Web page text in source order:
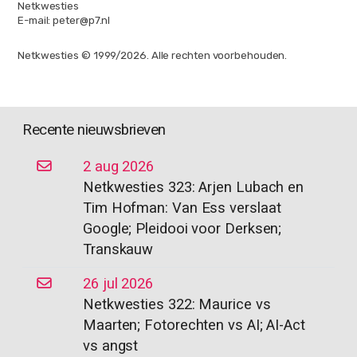
Netkwesties
E-mail: peter@p7.nl
Netkwesties © 1999/2026. Alle rechten voorbehouden.
Recente nieuwsbrieven
2 aug 2026
Netkwesties 323: Arjen Lubach en
Tim Hofman: Van Ess verslaat
Google; Pleidooi voor Derksen;
Transkauw
26 jul 2026
Netkwesties 322: Maurice vs
Maarten; Fotorechten vs AI; AI-Act
vs angst